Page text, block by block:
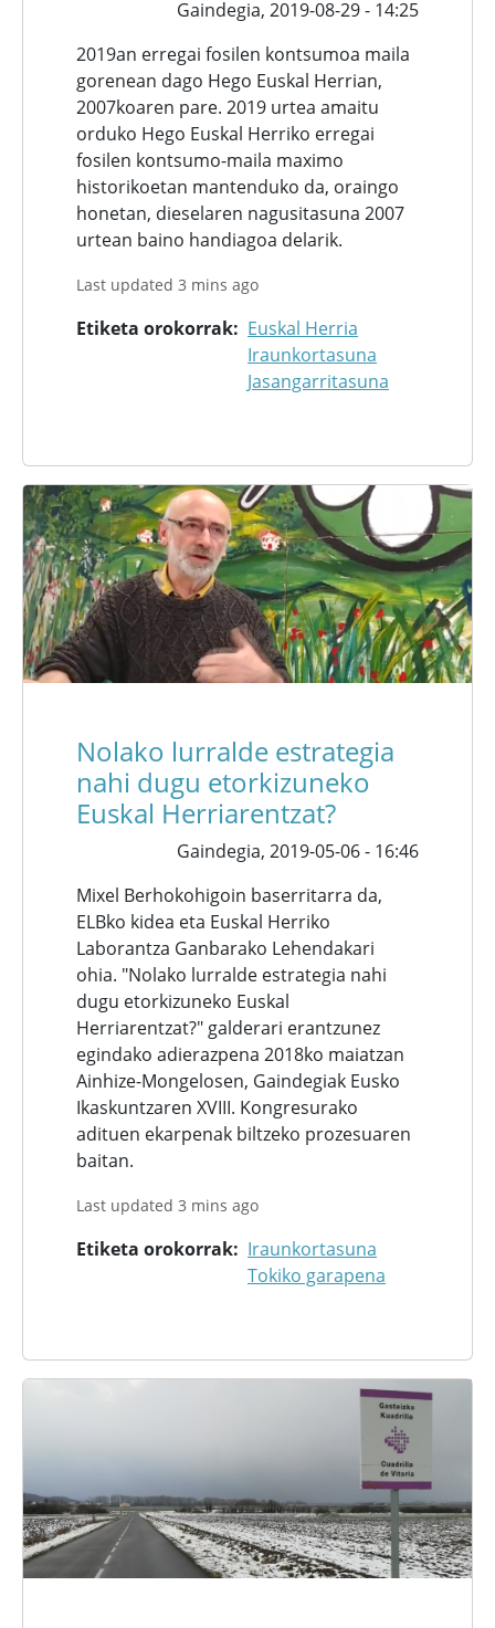
Gaindegia, 2019-08-29 - 14:25
2019an erregai fosilen kontsumoa maila
gorenean dago Hego Euskal Herrian,
2007koaren pare. 2019 urtea amaitu
orduko Hego Euskal Herriko erregai
fosilen kontsumo-maila maximo
historikoetan mantenduko da, oraingo
honetan, dieselaren nagusitasuna 2007
urtean baino handiagoa delarik.
Last updated 3 mins ago
Etiketa orokorrak
Euskal Herria
Iraunkortasuna
Jasangarritasuna
Nolako lurralde estrategia
nahi dugu etorkizuneko
Euskal Herriarentzat?
Gaindegia, 2019-05-06 - 16:46
Mixel Berhokohigoin baserritarra da,
ELBko kidea eta Euskal Herriko
Laborantza Ganbarako Lehendakari
ohia. "Nolako lurralde estrategia nahi
dugu etorkizuneko Euskal
Herriarentzat?" galderari erantzunez
egindako adierazpena 2018ko maiatzan
Ainhize-Mongelosen, Gaindegiak Eusko
Ikaskuntzaren XVIII. Kongresurako
adituen ekarpenak biltzeko prozesuaren
baitan.
Last updated 3 mins ago
Etiketa orokorrak
Iraunkortasuna
Tokiko garapena